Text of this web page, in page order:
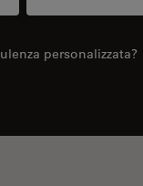
personalizzata?